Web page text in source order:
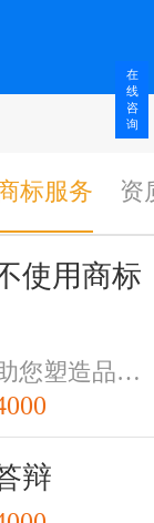
标服务 资
使用商标
选择我们，助您塑造品牌“快人一步”
辩
在
线
咨
询